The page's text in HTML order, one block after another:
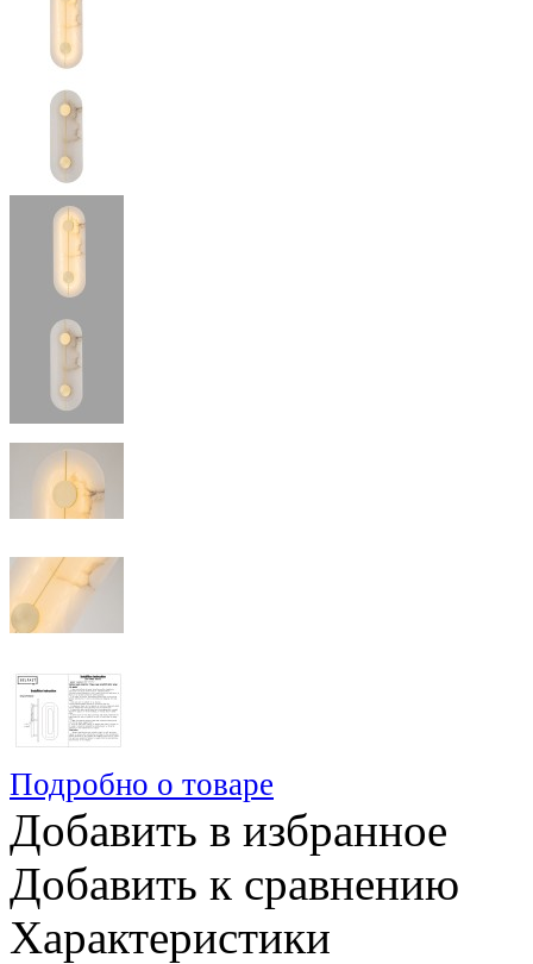
Подробно о товаре
Добавить в избранное
Добавить к сравнению
Характеристики